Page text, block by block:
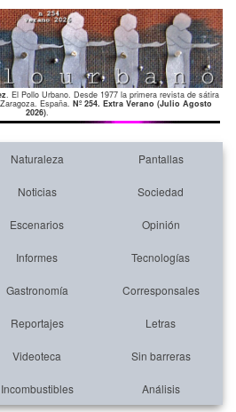
. El Pollo Urbano. Desde 1977 la primera revista de sátira
España. Nº 254. Extra Verano (Julio Agosto
2026).
Naturaleza Pantallas
Noticias Sociedad
Escenarios Opinión
Informes Tecnologías
Gastronomía Corresponsales
Reportajes Letras
Videoteca Sin barreras
Incombustibles Análisis